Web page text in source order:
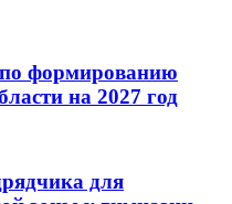
по формированию
на 2027 год
для